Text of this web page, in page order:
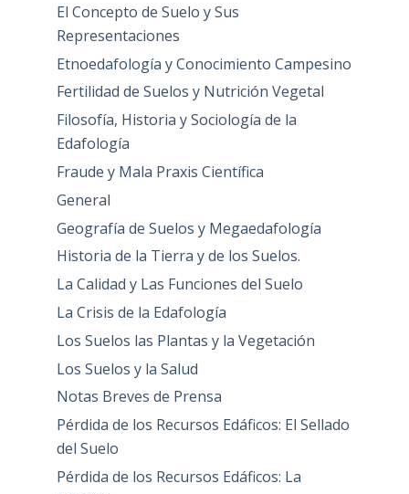
El Concepto de Suelo y Sus
Representaciones
Etnoedafología y Conocimiento Campesino
Fertilidad de Suelos y Nutrición Vegetal
Filosofía, Historia y Sociología de la
Edafología
Fraude y Mala Praxis Científica
General
Geografía de Suelos y Megaedafología
Historia de la Tierra y de los Suelos.
La Calidad y Las Funciones del Suelo
La Crisis de la Edafología
Los Suelos las Plantas y la Vegetación
Los Suelos y la Salud
Notas Breves de Prensa
Pérdida de los Recursos Edáficos: El Sellado
del Suelo
Pérdida de los Recursos Edáficos: La